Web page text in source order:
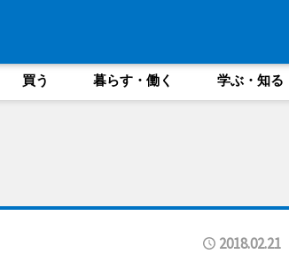
買う 暮らす・働く 学ぶ・知る
2018.02.21